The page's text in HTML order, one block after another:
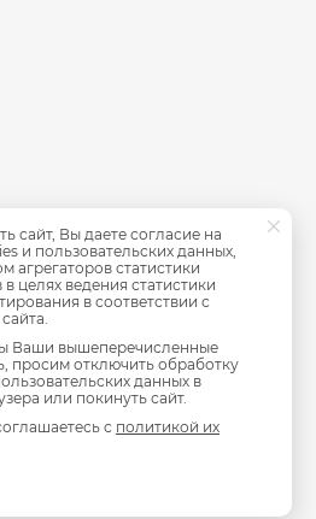
данных
организации
сайт, Вы даете согласие на
и пользовательских данных,
агрегаторов статистики
целях ведения статистики
в соответствии с
Ваши вышеперечисленные
просим отключить обработку
данных в
или покинуть сайт.
с политикой их